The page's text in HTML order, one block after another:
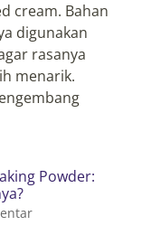
cream. Bahan
digunakan
rasanya
menarik.
Powder: